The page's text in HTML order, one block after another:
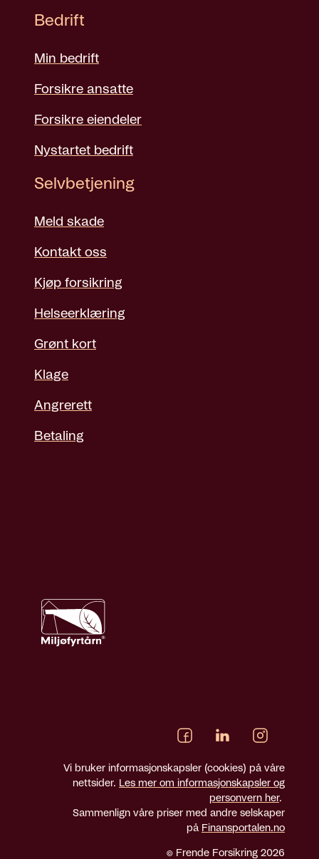
Bedrift
Min bedrift
Forsikre ansatte
Forsikre eiendeler
Nystartet bedrift
Selvbetjening
Meld skade
Kontakt oss
Kjøp forsikring
Helseerklæring
Grønt kort
Klage
Angrerett
Betaling
Vi bruker informasjonskapsler (cookies) på våre
nettsider. Les mer om informasjonskapsler og
personvern her.
Sammenlign våre priser med andre selskaper
på Finansportalen.no
© Frende Forsikring 2026